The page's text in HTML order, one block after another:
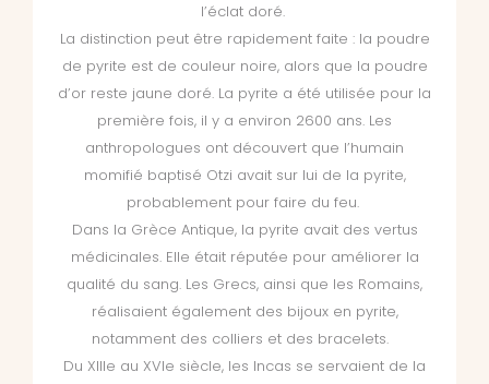
l’éclat doré.
La distinction peut être rapidement faite : la poudre
de pyrite est de couleur noire, alors que la poudre
d’or reste jaune doré. La pyrite a été utilisée pour la
première fois, il y a environ 2600 ans. Les
anthropologues ont découvert que l’humain
momifié baptisé Otzi avait sur lui de la pyrite,
probablement pour faire du feu.
Dans la Grèce Antique, la pyrite avait des vertus
médicinales. Elle était réputée pour améliorer la
qualité du sang. Les Grecs, ainsi que les Romains,
réalisaient également des bijoux en pyrite,
notamment des colliers et des bracelets.
Du XIIIe au XVIe siècle, les Incas se servaient de la